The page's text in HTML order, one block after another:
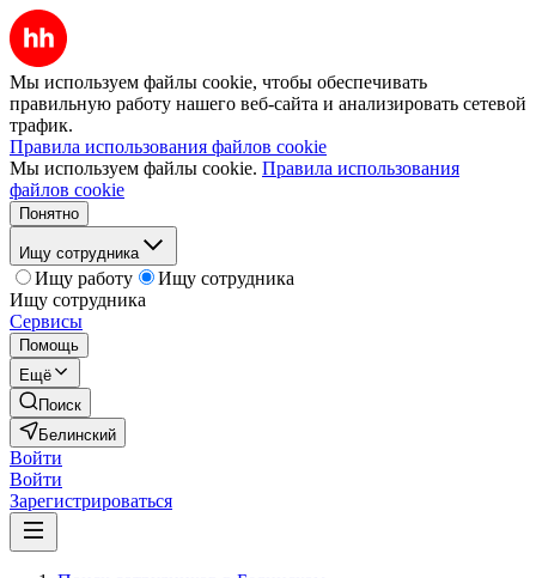
Мы используем файлы cookie, чтобы обеспечивать
правильную работу нашего веб-сайта и анализировать сетевой
трафик.
Правила использования файлов cookie
Мы используем файлы cookie. Правила использования
файлов cookie
Понятно
Ищу сотрудника
Ищу работу
Ищу сотрудника
Ищу сотрудника
Сервисы
Помощь
Ещё
Поиск
Белинский
Войти
Войти
Зарегистрироваться